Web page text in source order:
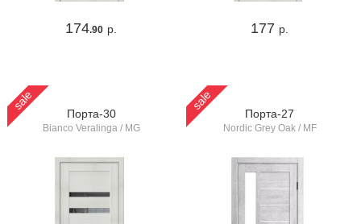
174.90 р. 177 р.
sale
Порта-30
Bianco Veralinga / MG
sale
Порта-27
Nordic Grey Oak / MF